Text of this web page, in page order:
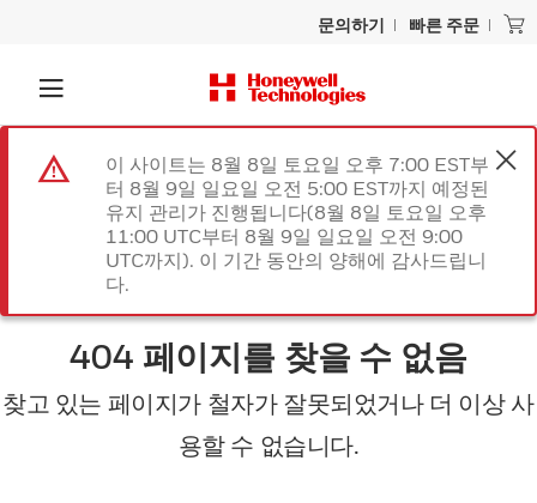
문의하기 빠른 주문
이 사이트는 8월 8일 토요일 오후 7:00 EST부
터 8월 9일 일요일 오전 5:00 EST까지 예정된
유지 관리가 진행됩니다(8월 8일 토요일 오후
11:00 UTC부터 8월 9일 일요일 오전 9:00
UTC까지). 이 기간 동안의 양해에 감사드립니
다.
404 페이지를 찾을 수 없음
찾고 있는 페이지가 철자가 잘못되었거나 더 이상 사
용할 수 없습니다.